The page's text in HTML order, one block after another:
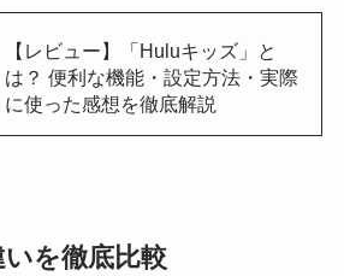
【レビュー】「Huluキッズ」と
は？ 便利な機能・設定方法・実際
に使った感想を徹底解説
を徹底比較